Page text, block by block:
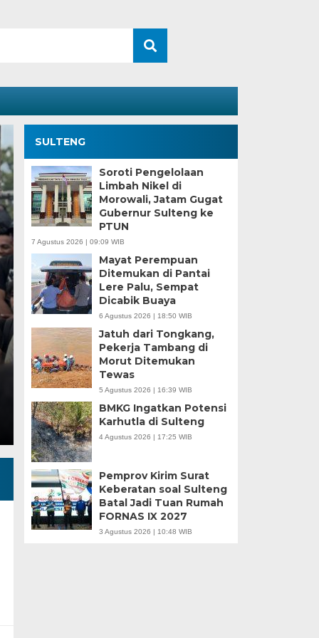
Kesaksian Buruh
Industri Nikel di
Minggu, 5 Jan 2025 - 18:59 WIB
HARIANSULTENG.COM, MOROWALI – Industri
punggung ekspor nasional. Mantra hilirisasi terus…
SULTENG
Soroti Pengelolaan
Limbah Nikel di
Morowali, Jatam Gugat
Gubernur Sulteng ke
PTUN
7 Agustus 2026 | 09:09 WIB
Mayat Perempuan
Ditemukan di Pantai
Lere Palu, Sempat
Dicabik Buaya
6 Agustus 2026 | 18:50 WIB
Jatuh dari Tongkang,
Pekerja Tambang di
Morut Ditemukan
Tewas
5 Agustus 2026 | 16:39 WIB
BMKG Ingatkan Potensi
Karhutla di Sulteng
4 Agustus 2026 | 17:25 WIB
Pemprov Kirim Surat
Keberatan soal Sulteng
Batal Jadi Tuan Rumah
FORNAS IX 2027
3 Agustus 2026 | 10:48 WIB